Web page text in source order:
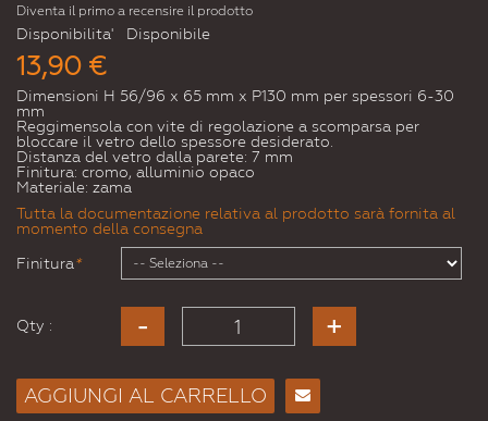
Diventa il primo a recensire il prodotto
Disponibilita' Disponibile
13,90 €
Dimensioni H 56/96 x 65 mm x P130 mm per spessori 6-30
mm
Reggimensola con vite di regolazione a scomparsa per
bloccare il vetro dello spessore desiderato.
Distanza del vetro dalla parete: 7 mm
Finitura: cromo, alluminio opaco
Materiale: zama
Tutta la documentazione relativa al prodotto sarà fornita al
momento della consegna
*
Finitura
Qty :
AGGIUNGI AL CARRELLO